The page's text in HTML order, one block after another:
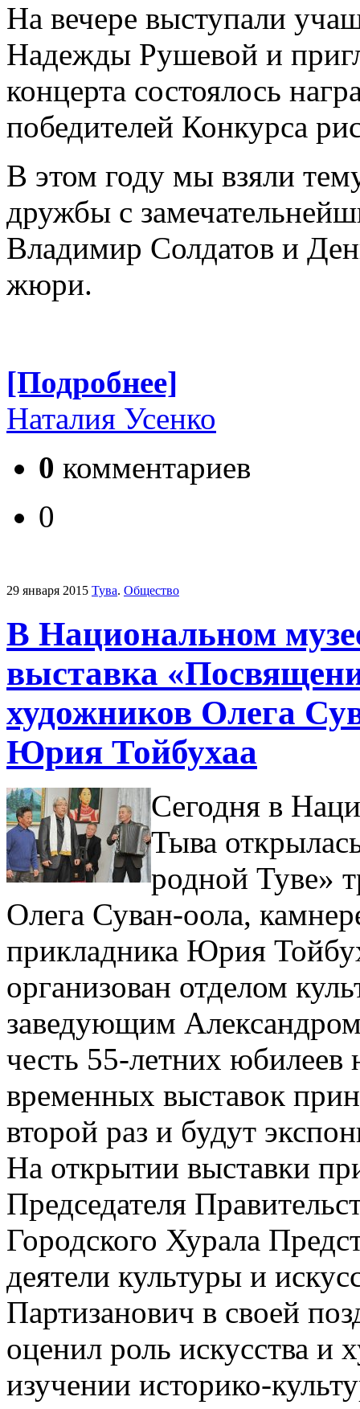
На вечере выступали
Надежды Рушевой и
концерта состоялось
победителей Конкурса
В этом году мы взяли
дружбы с
Владимир Солдатов и
жюри.
[Подробнее]
Наталия Усенко
0 комментариев
0
29 января 2015 Тува. Общество
В Национальном
выставка
художников Олега
Юрия Тойбухаа
Сегодня в
Тыва
родной Туве»
Олега Суван-оола,
прикладника Юрия
организован отделом
заведующим
честь 55-летних юбилеев
временных выставок
второй раз и будут
На открытии выставки
Председателя
Городского Хурала
деятели культуры и
Партизанович в своей
оценил роль искусства и
изучении историко-